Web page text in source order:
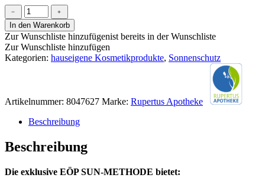
Transparentes
Sonnenspray
LSF
30
Menge
﹣
﹢
In den Warenkorb
Zur Wunschliste hinzufügenist bereits in der Wunschliste
Zur Wunschliste hinzufügen
Kategorien: hauseigene Kosmetikprodukte, Sonnenschutz
Artikelnummer: 8047627 Marke: Rupertus Apotheke
Beschreibung
Beschreibung
Die exklusive EÖP SUN-METHODE bietet: